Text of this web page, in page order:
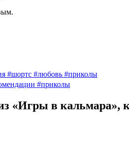
#шортс #любовь #приколы
#приколы
«Игры в кальмара»,